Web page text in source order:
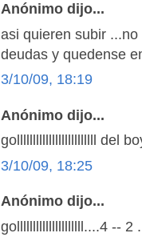
Anónimo dijo...
asi quieren subir
deudas y quedense
3/10/09, 18:19
Anónimo dijo...
golllllllllllllllllllllllll del
3/10/09, 18:25
Anónimo dijo...
golllllllllllllllllllll....4 -- 2